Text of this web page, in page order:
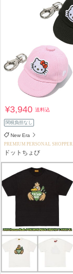
¥3,940送料込
関税負担なし
New Era
PREMIUM PERSONAL SHOPPER
ドットちょび